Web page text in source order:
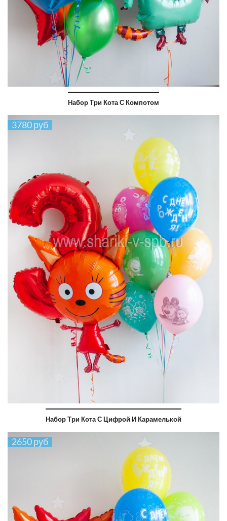
Набор Три Кота С Компотом
3780 руб
Набор Три Кота С Цифрой И Карамелькой
2650 руб